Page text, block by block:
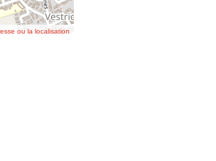
ou la localisation